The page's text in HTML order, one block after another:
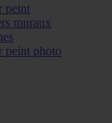
peint
muraux
peint photo